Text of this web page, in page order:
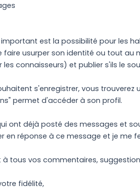
est la possibilité pour les
faire usurper son identité ou tout
connaisseurs) et publier s'ils le
s'enregistrer, vous
permet d'accéder à son profil.
ont déjà posté des messages et
en réponse à ce message et je me
à tous vos commentaires,
fidélité,